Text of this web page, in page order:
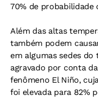
70% de probabilidade
Além das altas
também podem
em algumas sedes
agravado por conta
fenômeno El Niño,
foi elevada para 82%